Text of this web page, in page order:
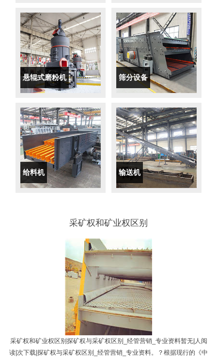
悬辊式磨粉机 筛分设备
给料机 输送机
采矿权和矿业权区别
采矿权和矿业权区别探矿权与采矿权区别_经管营销_专业资料暂无|人阅
读|次下载|探矿权与采矿权区别_经管营销_专业资料。？根据现行的《中